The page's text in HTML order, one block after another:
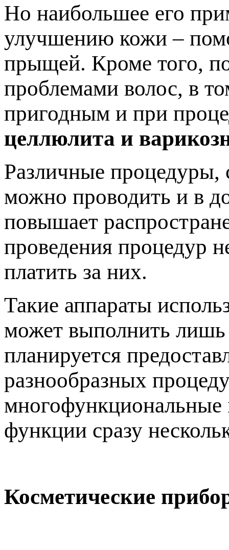
Но наибольшее его
улучшению кожи –
прыщей. Кроме того,
проблемами волос, в
пригодным и при
целлюлита и
Различные процедуры,
можно проводить и в
повышает
проведения процедур
платить за них.
Такие аппараты
может выполнить
планируется
разнообразных
многофункциональные
функции сразу
Косметические